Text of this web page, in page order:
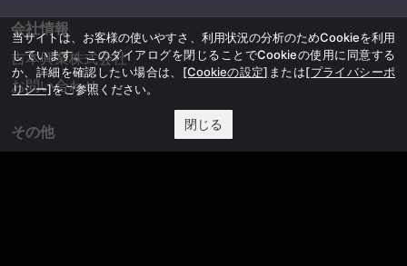
会社情報
吉本興業株式会社
お問い合わせ
その他
当サイトは、お客様の使いやすさ、利用状況の分析のためCookieを利用
しています。このダイアログを閉じることでCookieの使用に同意する
か、詳細を確認したい場合は、 [Cookieの設定] または[プライバシーポ
リシー]をご参照ください。
閉じる